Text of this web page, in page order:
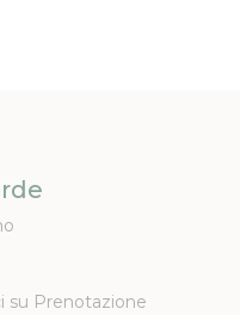
su Prenotazione